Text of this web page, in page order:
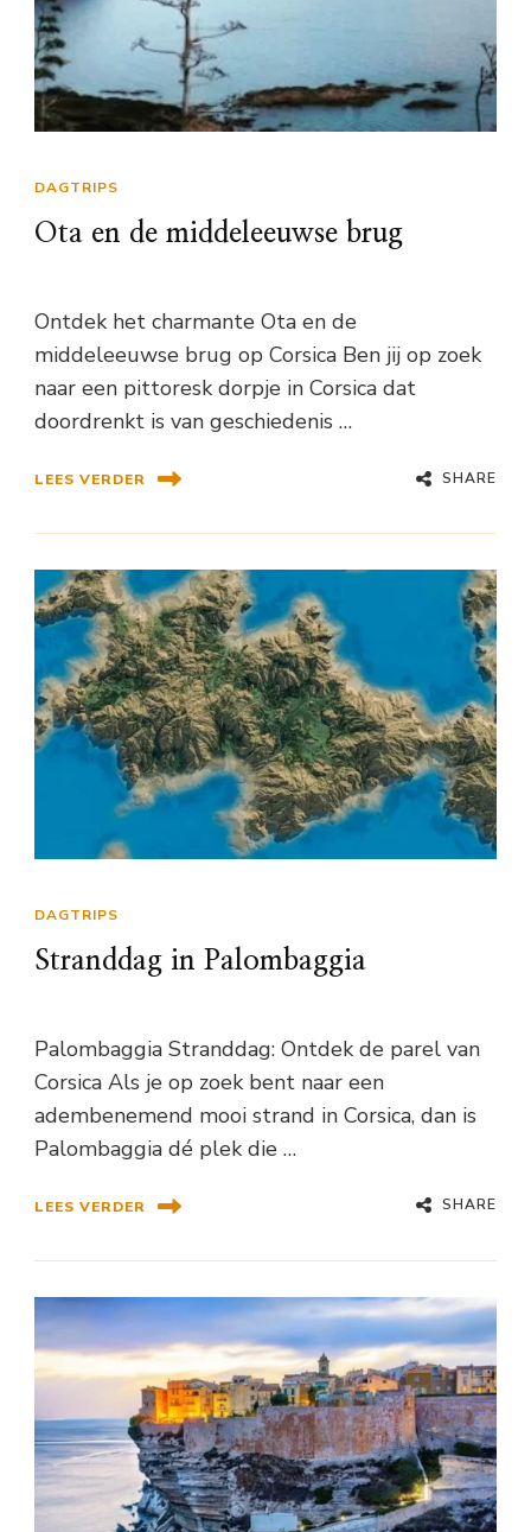
DAGTRIPS
Ota en de middeleeuwse brug
Ontdek het charmante Ota en de
middeleeuwse brug op Corsica Ben jij op zoek
naar een pittoresk dorpje in Corsica dat
doordrenkt is van geschiedenis …
LEES VERDER SHARE
DAGTRIPS
Stranddag in Palombaggia
Palombaggia Stranddag: Ontdek de parel van
Corsica Als je op zoek bent naar een
adembenemend mooi strand in Corsica, dan is
Palombaggia dé plek die …
LEES VERDER SHARE